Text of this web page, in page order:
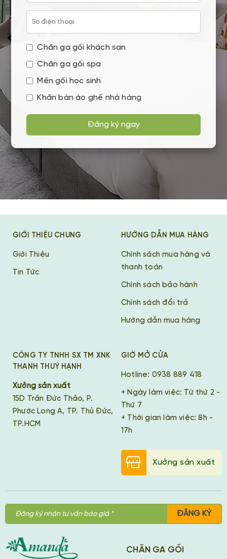
Chăn ga gối khách sạn
Chăn ga gối spa
Mền gối học sinh
Khăn bàn áo ghế nhà hàng
Đăng ký ngay
GIỚI THIỆU CHUNG
Giới Thiệu
Tin Tức
HƯỚNG DẪN MUA HÀNG
Chính sách mua hàng và
thanh toán
Chính sách bảo hành
Chính sách đổi trả
Hướng dẫn mua hàng
CÔNG TY TNHH SX TM XNK
THANH THUÝ HẠNH
Xưởng sản xuất
15D Trần Đức Thảo, P.
Phước Long A, TP. Thủ Đức,
TP.HCM
GIỜ MỞ CỬA
Hotline: 0938 889 418
+ Ngày làm việc: Từ thứ 2 -
Thứ 7
+ Thời gian làm việc: 8h -
17h
Xưởng sản xuất
ĐĂNG KÝ
CHĂN GA GỐI